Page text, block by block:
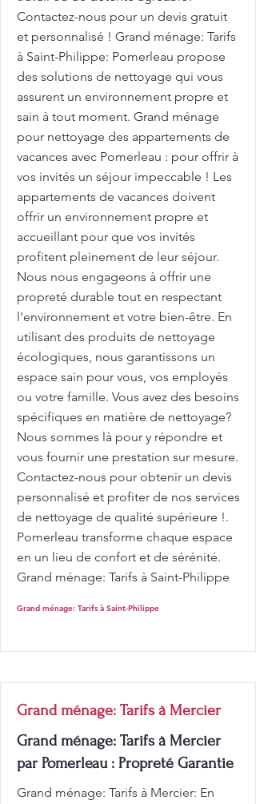
Contactez-nous pour un devis gratuit
et personnalisé ! Grand ménage: Tarifs
à Saint-Philippe: Pomerleau propose
des solutions de nettoyage qui vous
assurent un environnement propre et
sain à tout moment. Grand ménage
pour nettoyage des appartements de
vacances avec Pomerleau : pour offrir à
vos invités un séjour impeccable ! Les
appartements de vacances doivent
offrir un environnement propre et
accueillant pour que vos invités
profitent pleinement de leur séjour.
Nous nous engageons à offrir une
propreté durable tout en respectant
l'environnement et votre bien-être. En
utilisant des produits de nettoyage
écologiques, nous garantissons un
espace sain pour vous, vos employés
ou votre famille. Vous avez des besoins
spécifiques en matière de nettoyage?
Nous sommes là pour y répondre et
vous fournir une prestation sur mesure.
Contactez-nous pour obtenir un devis
personnalisé et profiter de nos services
de nettoyage de qualité supérieure !.
Pomerleau transforme chaque espace
en un lieu de confort et de sérénité.
Grand ménage: Tarifs à Saint-Philippe
Grand ménage: Tarifs à Saint-Philippe
Grand ménage: Tarifs à Mercier
Grand ménage: Tarifs à Mercier
par Pomerleau : Propreté Garantie
Grand ménage: Tarifs à Mercier: En